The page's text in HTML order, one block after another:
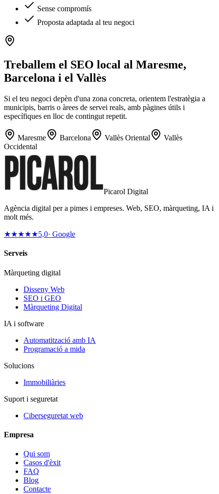
Sense compromís
Proposta adaptada al teu negoci
Treballem el SEO local al Maresme,
Barcelona i el Vallès
Si el teu negoci depèn d'una zona concreta, orientem l'estratègia a
municipis, barris o àrees de servei reals, amb pàgines útils i
específiques en lloc de contingut repetit.
Maresme Barcelona Vallès Oriental
Vallès
Occidental
Picarol Digital
Agència digital per a pimes i empreses. Web, SEO, màrqueting, IA i
molt més.
★★★★★5,0· Google
Serveis
Màrqueting digital
Disseny Web
SEO i GEO
Màrqueting Digital
IA i software
Automatització amb IA
Programació a mida
Solucions
Immobiliàries
Suport i seguretat
Ciberseguretat web
Empresa
Qui som
Casos d'èxit
FAQ
Blog
Contacte